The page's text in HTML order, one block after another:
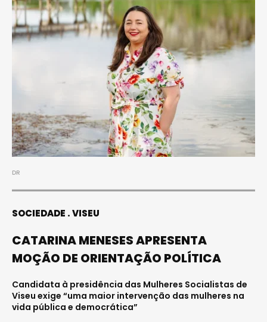
DR
SOCIEDADE VISEU
CATARINA MENESES APRESENTA
MOÇÃO DE ORIENTAÇÃO POLÍTICA
Candidata à presidência das Mulheres Socialistas de
Viseu exige “uma maior intervenção das mulheres na
vida pública e democrática”